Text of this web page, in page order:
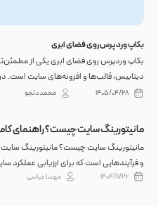
بکاپ وردپرس روی فضای ابری
بکاپ وردپرس روی فضای ابری یکی از
دیتابیس، قالب‌ها و افزونه‌های سایت است.
روی همان هاست اصلی باقی بماند، به یک
۱۴۰۵/۰۴/۲۸ محمد دلجو
مانیتورینگ سایت چیست؟ راهنمای
اطمینان از دسترس‌پذیری استفاده می‌شود.
۱۴۰۴/۱۱/۲۶ مهسا عباسی